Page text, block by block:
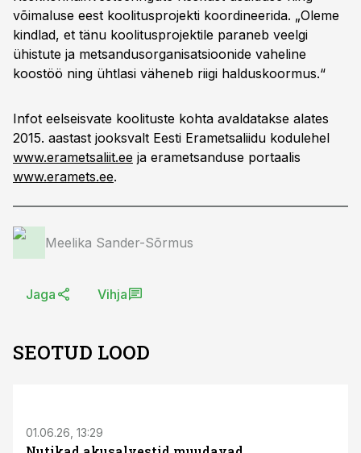
võimaluse eest koolitusprojekti koordineerida. „Oleme
kindlad, et tänu koolitusprojektile paraneb veelgi
ühistute ja metsandusorganisatsioonide vaheline
koostöö ning ühtlasi väheneb riigi halduskoormus.“
Infot eelseisvate koolituste kohta avaldatakse alates
2015. aastast jooksvalt Eesti Erametsaliidu kodulehel
www.erametsaliit.ee ja erametsanduse portaalis
www.eramets.ee.
Meelika Sander-Sõrmus
Jaga Vihja
SEOTUD LOOD
01.06.26, 13:29